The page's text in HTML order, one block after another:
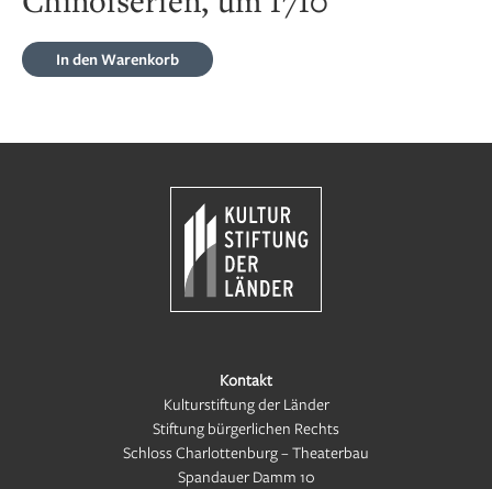
In den Warenkorb
Kontakt
Kulturstiftung der Länder
Stiftung bürgerlichen Rechts
Schloss Charlottenburg – Theaterbau
Spandauer Damm 10